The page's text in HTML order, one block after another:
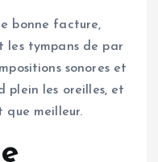
bonne facture,
les tympans de par
sonores et
plein les oreilles, et
que meilleur.